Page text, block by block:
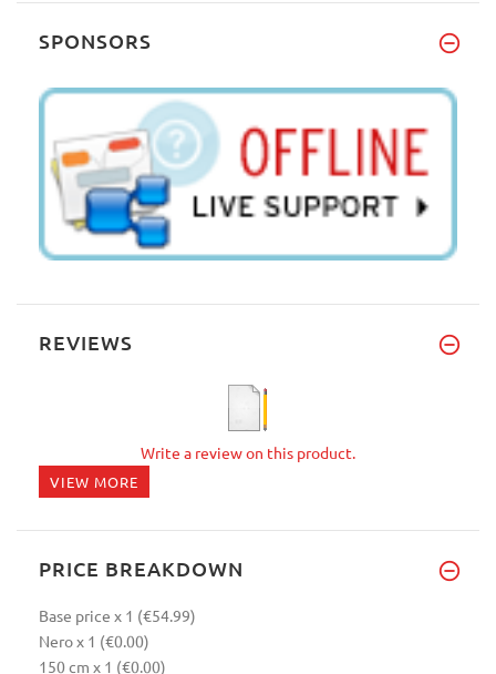
SPONSORS
REVIEWS
Write a review on this product.
VIEW MORE
PRICE BREAKDOWN
Base price x 1 (€54.99)
Nerox 1 (€0.00)
150 cm x 1 (€0.00)